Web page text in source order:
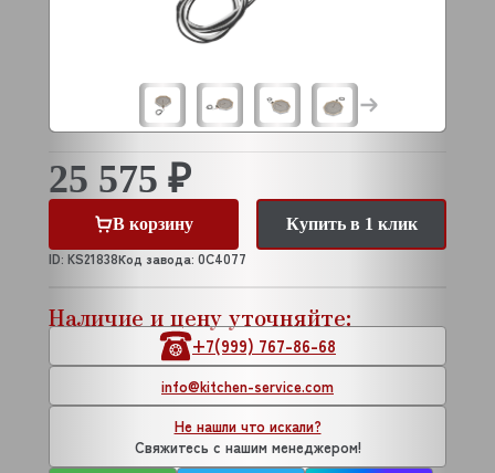
25 575 ₽
В корзину
Купить в 1 клик
ID: KS21838Код завода: 0C4077
Наличие и цену уточняйте:
+7(999) 767-86-68
info@kitchen-service.com
Не нашли что искали?
Свяжитесь с нашим менеджером!